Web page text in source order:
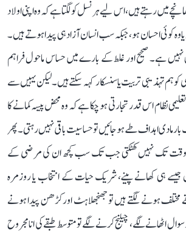
میں رہتے ہیں، اس لیے ہر نسل کو لگتا ہے کہ وہ اپنی اولاد
کوئی احسان ہو، جبکہ سب انسان آزاد ہی پیدا ہوتے ہیں۔
نہیں ہے۔ صحیح اور غلط کے بارے میں حساس ماحول فراہم
ہم تہذیبی تربیت یا سنسکار کہہ سکتے ہیں۔ لیکن یہیں سے
نظام اس قدر تجارتی ہو چکا ہے کہ وہ محض پیسہ کمانے کا
مادی اہداف طے ہو جائیں تو حساسیت باقی نہیں رہتی۔ پھر
وقت تک نہیں کھٹکتی جب تک سب کچھ ان کی مرضی کے
جیسے ہی کھانے پینے، شریک حیات کے انتخاب یا روزمرہ
ہونے لگتے ہیں تو جھنجھلاہٹ اور کڑھن پیدا ہونے
اٹھانے لگے، چیلنج کرنے لگے تو متوسط طبقے کی انا مجروح